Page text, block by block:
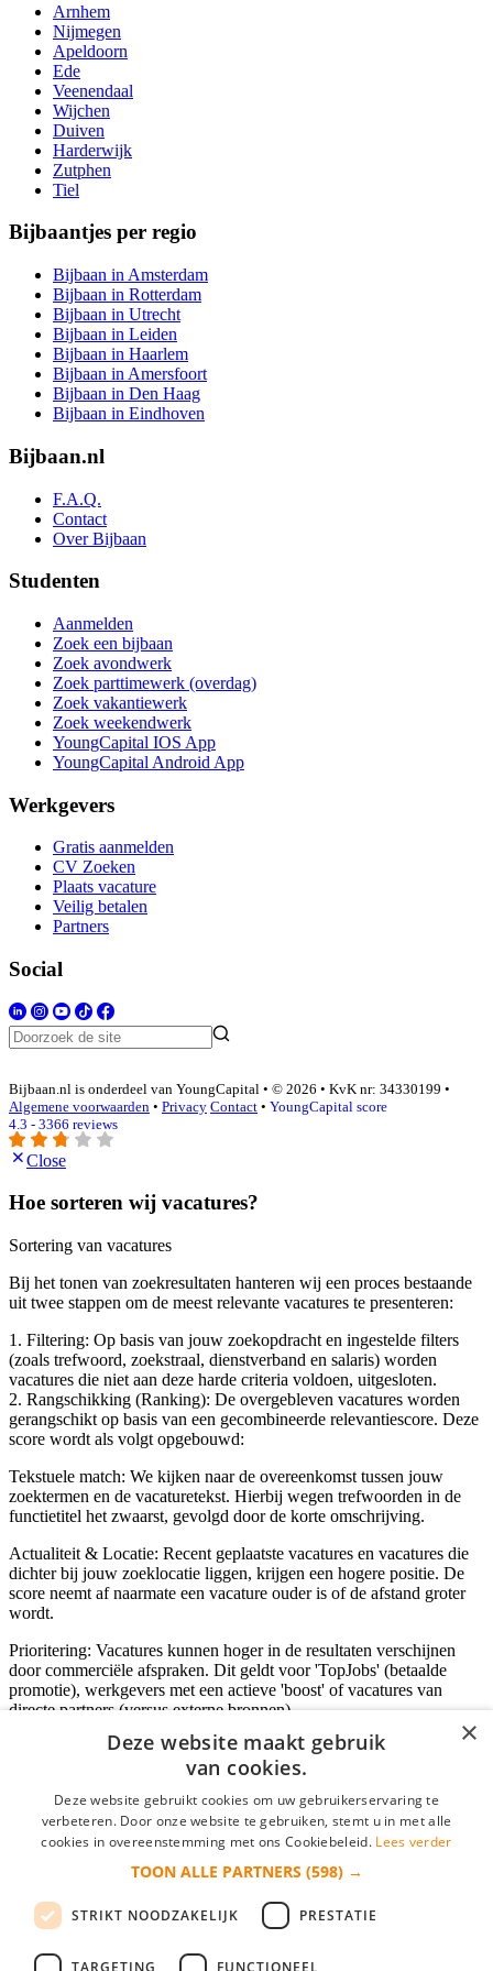
Arnhem
Nijmegen
Apeldoorn
Ede
Veenendaal
Wijchen
Duiven
Harderwijk
Zutphen
Tiel
Bijbaantjes per regio
Bijbaan in Amsterdam
Bijbaan in Rotterdam
Bijbaan in Utrecht
Bijbaan in Leiden
Bijbaan in Haarlem
Bijbaan in Amersfoort
Bijbaan in Den Haag
Bijbaan in Eindhoven
Bijbaan.nl
F.A.Q.
Contact
Over Bijbaan
Studenten
Aanmelden
Zoek een bijbaan
Zoek avondwerk
Zoek parttimewerk (overdag)
Zoek vakantiewerk
Zoek weekendwerk
YoungCapital IOS App
YoungCapital Android App
Werkgevers
Gratis aanmelden
CV Zoeken
Plaats vacature
Veilig betalen
Partners
Social
Bijbaan.nl is onderdeel van YoungCapital • © 2026 • KvK nr: 34330199 •
Algemene voorwaarden • Privacy Contact • YoungCapital score
4.3 - 3366 reviews
Close
Hoe sorteren wij vacatures?
Sortering van vacatures
Bij het tonen van zoekresultaten hanteren wij een proces bestaande
uit twee stappen om de meest relevante vacatures te presenteren:
1. Filtering: Op basis van jouw zoekopdracht en ingestelde filters
(zoals trefwoord, zoekstraal, dienstverband en salaris) worden
vacatures die niet aan deze harde criteria voldoen, uitgesloten.
2. Rangschikking (Ranking): De overgebleven vacatures worden
gerangschikt op basis van een gecombineerde relevantiescore. Deze
score wordt als volgt opgebouwd:
Tekstuele match: We kijken naar de overeenkomst tussen jouw
zoektermen en de vacaturetekst. Hierbij wegen trefwoorden in de
functietitel het zwaarst, gevolgd door de korte omschrijving.
Actualiteit & Locatie: Recent geplaatste vacatures en vacatures die
dichter bij jouw zoeklocatie liggen, krijgen een hogere positie. De
score neemt af naarmate een vacature ouder is of de afstand groter
wordt.
Prioritering: Vacatures kunnen hoger in de resultaten verschijnen
door commerciële afspraken. Dit geldt voor 'TopJobs' (betaalde
promotie), werkgevers met een actieve 'boost' of vacatures van
directe partners (versus externe bronnen).
Inloggen als bedrijf
*
login gegevens onthouden
login
×
Deze website maakt gebruik
van cookies.
Deze website gebruikt cookies om uw gebruikerservaring te
verbeteren. Door onze website te gebruiken, stemt u in met alle
cookies in overeenstemming met ons Cookiebeleid. Lees verder
TOON ALLE PARTNERS (598) →
STRIKT NOODZAKELIJK PRESTATIE
TARGETING FUNCTIONEEL